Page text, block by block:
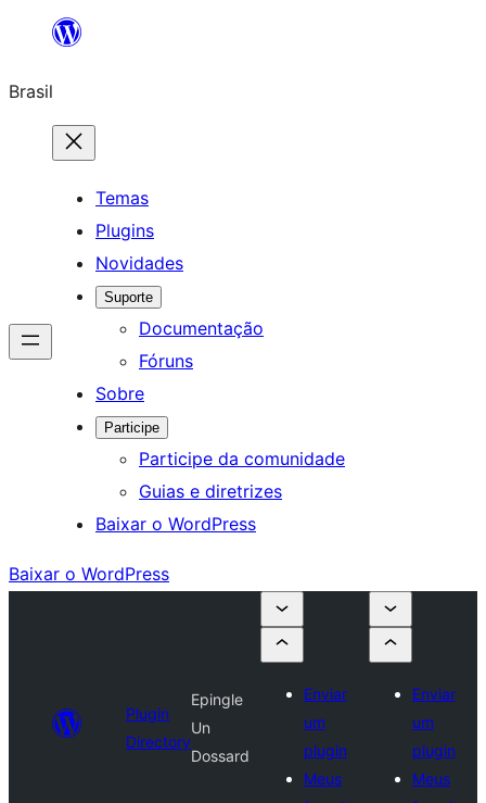
o
conteúdo
Brasil
Temas
Plugins
Novidades
Suporte
Documentação
Fóruns
Sobre
Participe
Participe da comunidade
Guias e diretrizes
Baixar o WordPress
Baixar o WordPress
Plugin
Directory
Epingle
Un
Dossard
Enviar
um
plugin
Meus
Enviar
um
plugin
Meus